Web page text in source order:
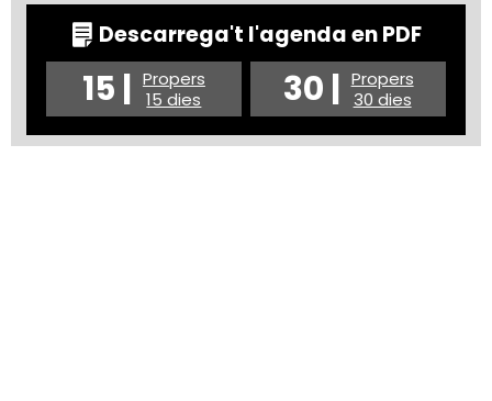
Descarrega't l'agenda en PDF
15 | Propers
15 dies
30 | Propers
30 dies